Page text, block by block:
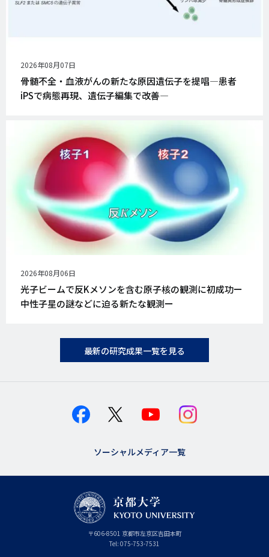
公
開
日
2026年08月07日
骨髄不全・血液がんの新たな原因遺伝子を提唱―患者
iPSで病態再現、遺伝子編集で改善―
公
開
日
2026年08月06日
光子ビームで反Kメソンを含む原子核の観測に初成功ー
中性子星の謎などに迫る新たな観測ー
最新の研究成果一覧を見る
ソーシャルメディア一覧
〒606-8501 京
都
府
京都市左京区吉田本町
Tel: 075-753-7531